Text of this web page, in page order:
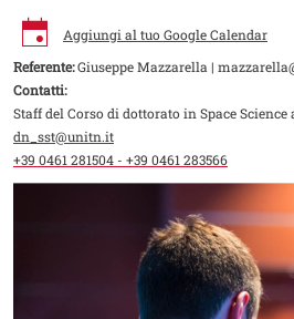
Aggiungi al tuo Google Calendar
Referente:Giuseppe Mazzarella |
Contatti:
Staff del Corso di dottorato in Space Science
dn_sst@unitn.it
+39 0461 281504 - +39 0461 283566